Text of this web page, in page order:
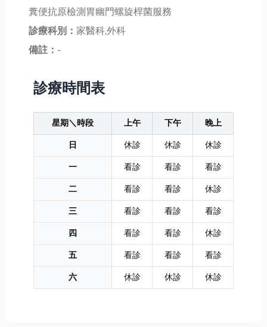
糞便抗原檢測胃幽門螺旋桿菌服務
診療科別： 家醫科,外科
備註： -
診療時間表
星期＼時段 上午 下午
晚上
日
休診 休診
休診
一
看診 看診
看診
二
看診 看診
休診
三
看診 看診
看診
四
看診 看診
休診
五
看診 看診
看診
六
休診 休診 休診